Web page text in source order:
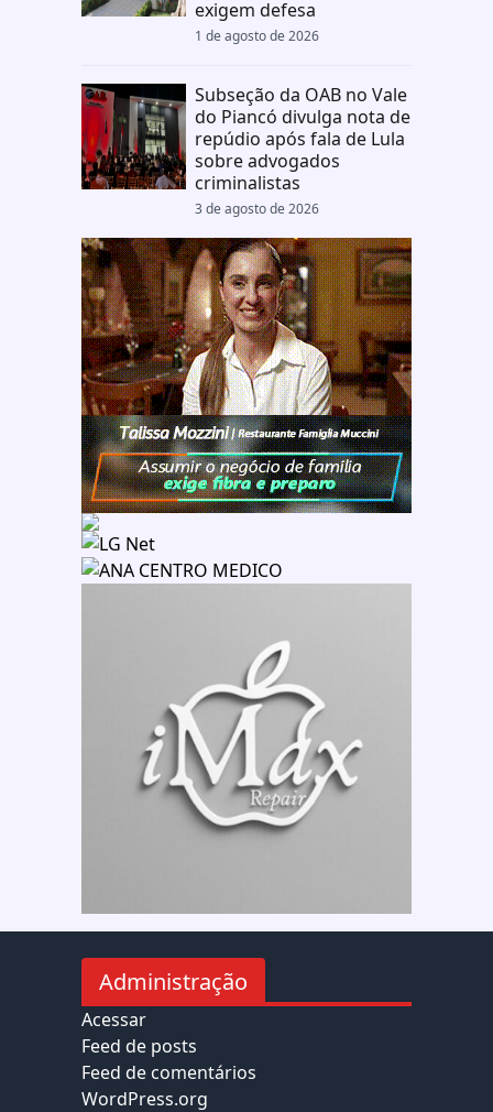
exigem defesa
1 de agosto de 2026
Subseção da OAB no Vale
do Piancó divulga nota de
repúdio após fala de Lula
sobre advogados
criminalistas
3 de agosto de 2026
Administração
Acessar
Feed de posts
Feed de comentários
WordPress.org